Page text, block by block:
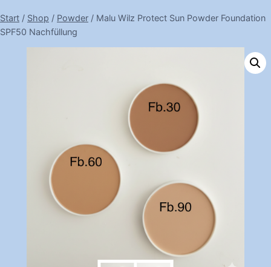
Start / Shop / Powder / Malu Wilz Protect Sun Powder Foundation
SPF50 Nachfüllung